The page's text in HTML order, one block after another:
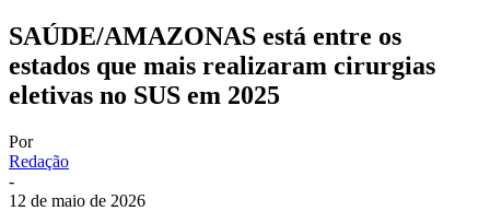
SAÚDE/AMAZONAS está entre os
estados que mais realizaram cirurgias
eletivas no SUS em 2025
Por
Redação
-
12 de maio de 2026